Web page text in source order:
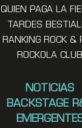
QUIEN PAGA LA
TARDES
RANKING ROCK &
ROCKOLA CLUB
NOTICIAS
BACKSTAGE